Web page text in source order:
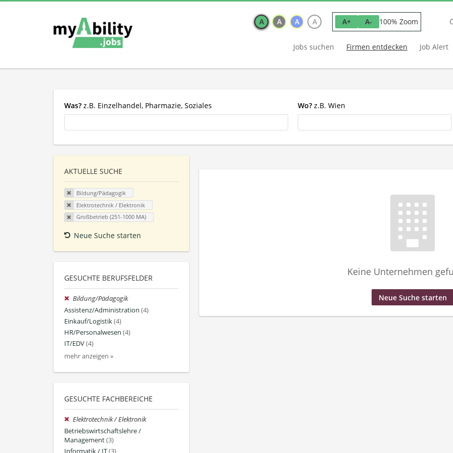
A A A A A+ A- 100% Zoom
Jobs suchen Firmen entdecken Job Alert
Was? z.B. Einzelhandel, Pharmazie, Soziales Wo? z.B. Wien
AKTUELLE SUCHE
Bildung/Pädagogik
Elektrotechnik / Elektronik
Großbetrieb (251-1000 MA)
Neue Suche starten
GESUCHTE BERUFSFELDER
Bildung/Pädagogik
Assistenz/Administration (4)
Einkauf/Logistik(4)
HR/Personalwesen (4)
IT/EDV(4)
mehr anzeigen »
GESUCHTE FACHBEREICHE
Elektrotechnik / Elektronik
Betriebswirtschaftslehre /
Management(3)
Informatik / IT(3)
Keine Unternehmen
Neue Suche starten